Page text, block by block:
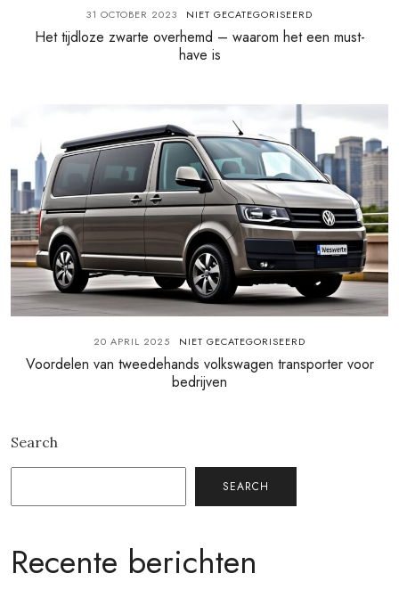
31 OCTOBER 2023 NIET GECATEGORISEERD
Het tijdloze zwarte overhemd – waarom het een must-
have is
20 APRIL 2025 NIET GECATEGORISEERD
Voordelen van tweedehands volkswagen transporter voor
bedrijven
Search
SEARCH
Recente berichten